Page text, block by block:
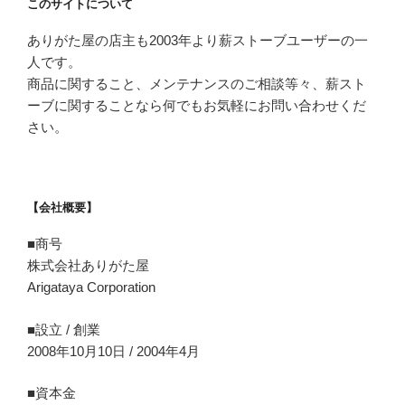
このサイトについて
ありがた屋の店主も2003年より薪ストーブユーザーの一
人です。
商品に関すること、メンテナンスのご相談等々、薪スト
ーブに関することなら何でもお気軽にお問い合わせくだ
さい。
【会社概要】
■商号
株式会社ありがた屋
Arigataya Corporation
■設立 / 創業
2008年10月10日 / 2004年4月
■資本金